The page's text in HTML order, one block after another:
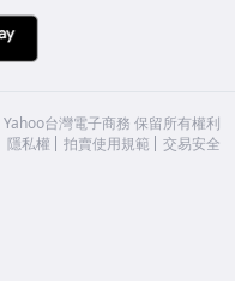
Yahoo台灣電子商務 保留所有權利
隱私權 拍賣使用規範 交易安全